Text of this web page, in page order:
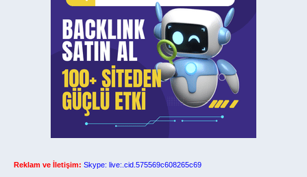
Reklam ve İletişim: Skype: live:.cid.575569c608265c69